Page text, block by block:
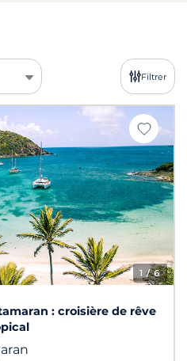
Filtrer
1 / 6
: croisière de rêve